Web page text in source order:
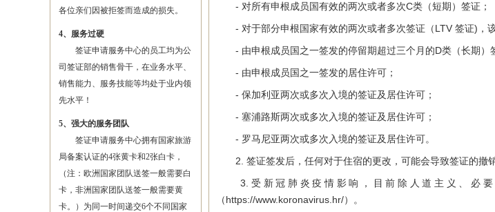
各位亲们因被拒签而造成的损失。
4、服务过硬
签证申请服务中心的员工均为公
司签证部的销售骨干，在业务水平、
销售能力、服务技能等均处于业内领
先水平！
5、强大的服务团队
签证申请服务中心拥有国家旅游
局备案认证的4张黄卡和2张白卡，
（注：欧洲国家团队送签一般需要白
卡，非洲国家团队送签一般需要黄
卡。）为同一时间递交6个不同国家
- 对所有申根成员国有效的两次或者多次C类（短期）签证；
- 对于部分申根国家有效的两次或者多次签证（LTV 签证)，
- 由申根成员国之一签发的停留期超过三个月的D类（长期）
- 由申根成员国之一签发的居住许可；
- 保加利亚两次或多次入境的签证及居住许可；
- 塞浦路斯两次或多次入境的签证及居住许可；
- 罗马尼亚两次或多次入境的签证及居住许可。
2. 签证签发后，任何对于住宿的更改，可能会导致签证的撤销
3.受新冠肺炎疫情影响，目前除人道主义、必要
（https://www.koronavirus.hr/）。